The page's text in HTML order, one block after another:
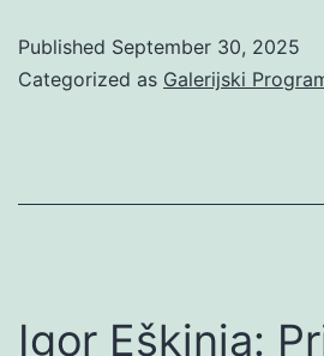
painting
Published September 30, 2025
Categorized as Galerijski
Igor Eškinja: